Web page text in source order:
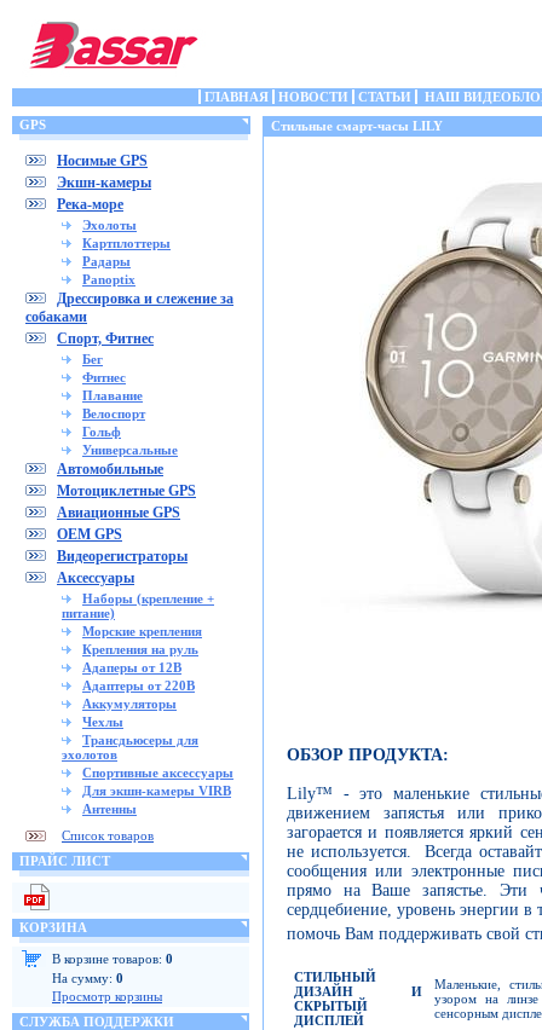
ГЛАВНАЯ НОВОСТИ СТАТЬИ
НАШ
GPS
Носимые GPS
Экшн-камеры
Река-море
Эхолоты
Картплоттеры
Радары
Panoptix
Дрессировка и слежение за
собаками
Спорт, Фитнес
Бег
Фитнес
Плавание
Велоспорт
Гольф
Универсальные
Автомобильные
Мотоциклетные GPS
Авиационные GPS
OEM GPS
Видеорегистраторы
Аксессуары
Наборы (крепление +
питание)
Морские крепления
Крепления на руль
Адаперы от 12В
Адаптеры от 220В
Аккумуляторы
Чехлы
Трансдьюсеры для
эхолотов
Спортивные аксессуары
Для экшн-камеры VIRB
Антенны
Список товаров
ПРАЙС ЛИСТ
КОРЗИНА
В корзине товаров: 0
На сумму: 0
Просмотр корзины
СЛУЖБА ПОДДЕРЖКИ
Стильные смарт-часы LILY
ОБЗОР ПРОДУКТА:
Lily™ - это маленькие
движением запястья или
загорается и появляется яркий
не используется. Всегда
сообщения или электронные
прямо на Ваше запястье. Эти
сердцебиение, уровень энергии
помочь Вам поддерживать свой
СТИЛЬНЫЙ
ДИЗАЙН И
СКРЫТЫЙ
ДИСПЛЕЙ
Маленькие,
узором на
сенсорным